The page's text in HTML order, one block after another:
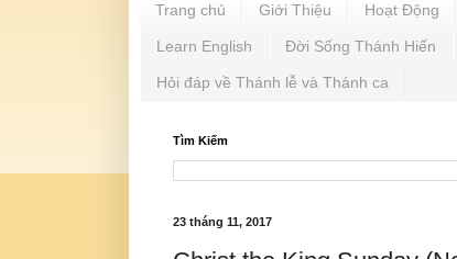
Trang chủ Giới Thiệu Hoạt Động
Learn English Đời Sống Thánh Hiến
Hỏi đáp về Thánh lễ và Thánh ca
Tìm Kiếm
23 tháng 11, 2017